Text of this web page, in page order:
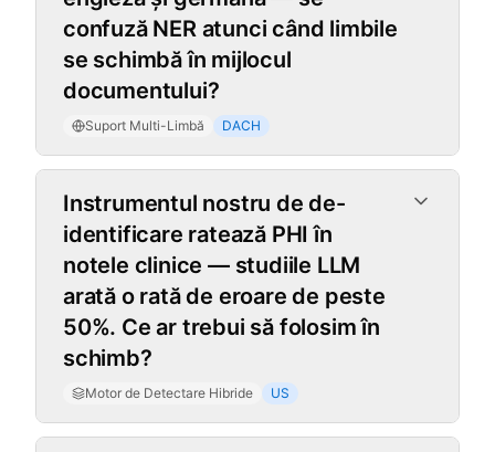
confuză NER atunci când limbile
se schimbă în mijlocul
documentului?
Suport Multi-Limbă DACH
Motor de Detectare Hibride
Instrumentul nostru de de-
identificare ratează PHI în
notele clinice — studiile LLM
arată o rată de eroare de peste
50%. Ce ar trebui să folosim în
schimb?
Motor de Detectare Hibride US